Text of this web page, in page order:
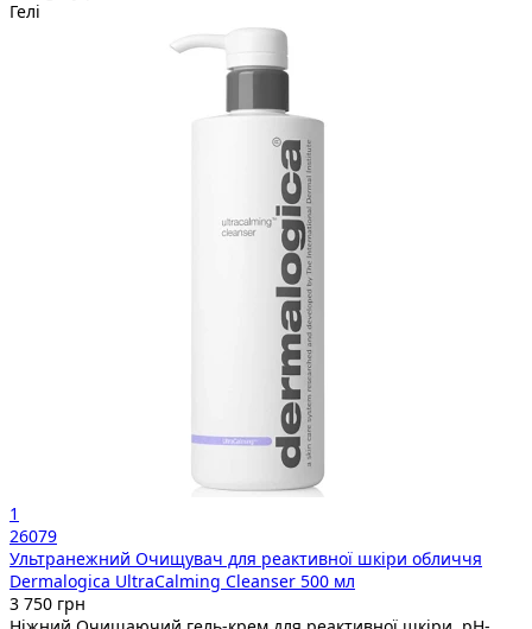
Гелі
1
26079
Ультранежний Очищувач для реактивної шкіри обличчя
Dermalogica UltraCalming Cleanser 500 мл
3 750 грн